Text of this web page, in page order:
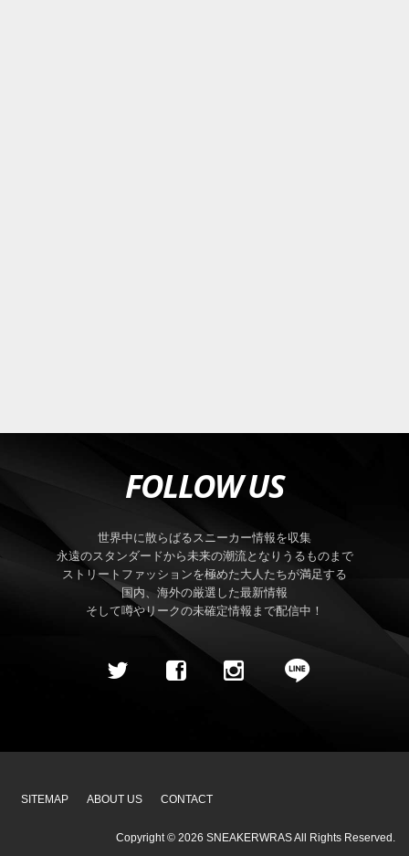
FOLLOW US
世界中に散らばるスニーカー情報を収集
永遠のスタンダードから未来の潮流となりうるものまで
ストリートファッションを極めた大人たちが満足する
国内、海外の厳選した最新情報
そして噂やリークの未確定情報まで配信中！
SITEMAP ABOUT US CONTACT
Copyright © 2026 SNEAKERWRASAll Rights Reserved.